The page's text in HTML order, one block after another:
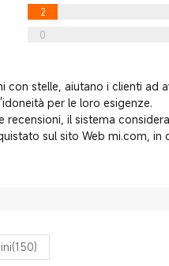
2
0
con stelle, aiutano i clienti ad
per le loro esigenze.
il sistema
sul sito Web mi.com, in
(150)